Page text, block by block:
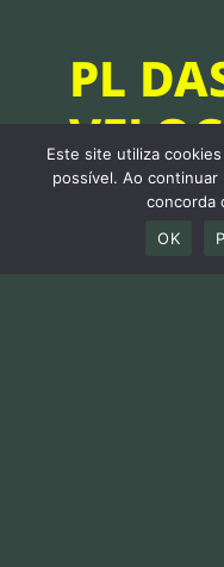
PL
(2789/
Este site utiliza
possível. Ao
concorda
OK